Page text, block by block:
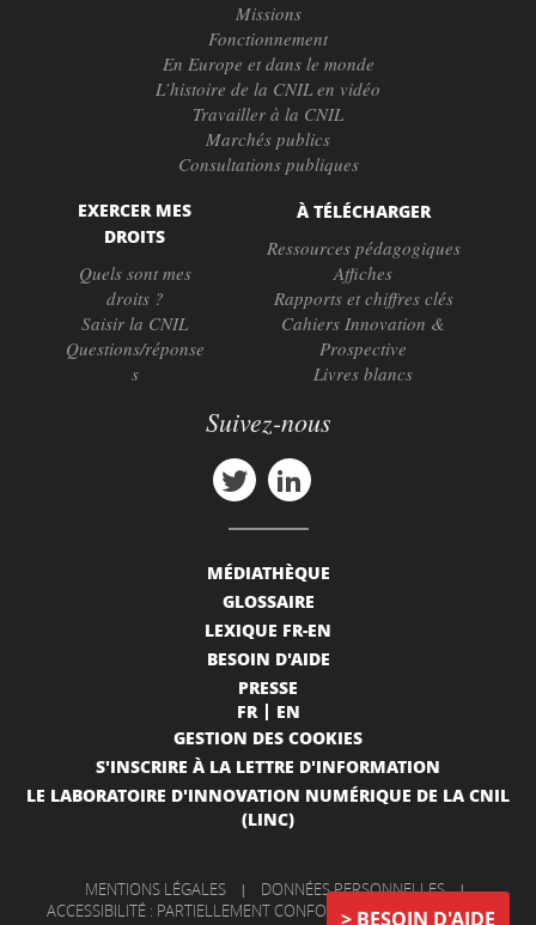
BESOIN D'AIDE
Missions
Fonctionnement
En Europe et dans le monde
L’histoire de la CNIL en vidéo
Travailler à la CNIL
Marchés publics
Consultations publiques
EXERCER MES
DROITS
Quels sont mes
droits ?
Saisir la CNIL
Questions/réponse
s
À TÉLÉCHARGER
Ressources pédagogiques
Affiches
Rapports et chiffres clés
Cahiers Innovation &
Prospective
Livres blancs
Suivez-nous
MÉDIATHÈQUE
GLOSSAIRE
LEXIQUE FR-EN
BESOIN D'AIDE
PRESSE
FR
EN
GESTION DES COOKIES
S'INSCRIRE À LA LETTRE D'INFORMATION
LE LABORATOIRE D'INNOVATION NUMÉRIQUE DE LA CNIL
(LINC)
MENTIONS LÉGALES | DONNÉES PERSONNELLES |
ACCESSIBILITÉ : PARTIELLEMENT CONFORME
|
INFORMATIONS